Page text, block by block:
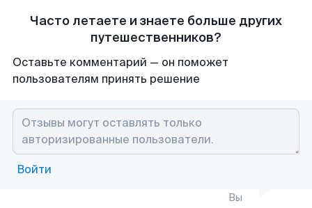
Часто летаете и знаете больше других
путешественников?
Оставьте комментарий — он поможет
пользователям принять решение
Войти
Вы